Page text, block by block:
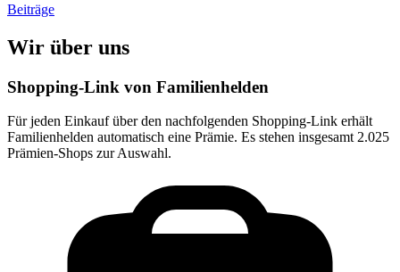
Beiträge
Wir über uns
Shopping-Link von Familienhelden
Für jeden Einkauf über den nachfolgenden Shopping-Link erhält
Familienhelden automatisch eine Prämie. Es stehen insgesamt 2.025
Prämien-Shops zur Auswahl.